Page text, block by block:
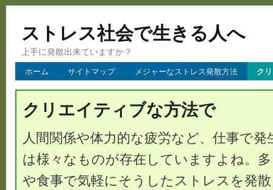
ストレス社会で生きる人へ
上手に発散出来ていますか？
ホーム サイトマップ メジャーなストレス発散方法 ク
クリエイティブな方法で
人間関係や体力的な疲労など、仕事で
は様々なものが存在していますよね。
や食事で気軽にそうしたストレスを発